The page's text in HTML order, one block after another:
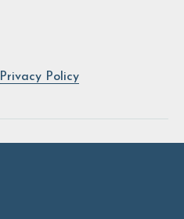
Privacy Policy